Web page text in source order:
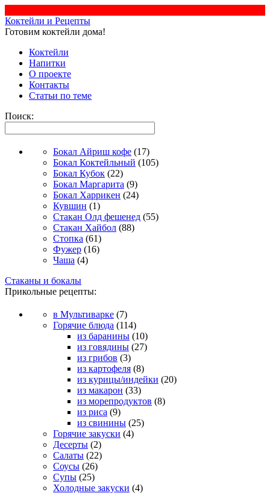
Коктейли и Рецепты
Готовим коктейли дома!
Коктейли
Напитки
О проекте
Контакты
Статьи по теме
Поиск:
Бокал Айриш кофе (17)
Бокал Коктейльный (105)
Бокал Кубок (22)
Бокал Маргарита (9)
Бокал Харрикен (24)
Кувшин (1)
Стакан Олд фешенед (55)
Стакан Хайбол (88)
Стопка (61)
Фужер (16)
Чаша (4)
Стаканы и бокалы
Прикольные рецепты:
в Мультиварке (7)
Горячие блюда (114)
из баранины (10)
из говядины (27)
из грибов (3)
из картофеля (8)
из курицы/индейки (20)
из макарон (33)
из морепродуктов (8)
из риса (9)
из свинины (25)
Горячие закуски (4)
Десерты (2)
Салаты (22)
Соусы (26)
Супы (25)
Холодные закуски (4)